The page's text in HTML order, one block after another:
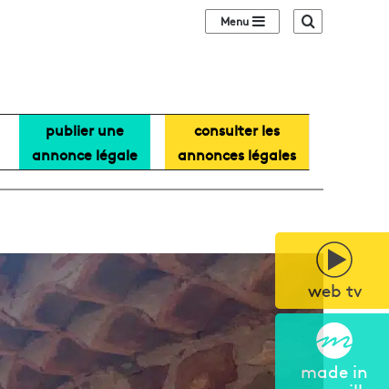
web tv
made in
Sidebar (barre
publier une
annonce légale
consulter les
annonces légales